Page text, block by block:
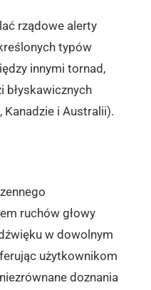
rządowe alerty
typów
innymi tornad,
błyskawicznych
Kanadzie i Australii).
ruchów głowy
w dowolnym
użytkownikom
doznania